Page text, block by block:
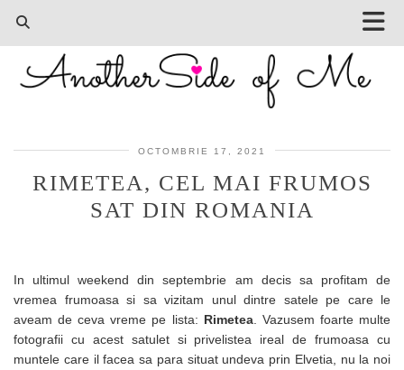
OCTOMBRIE 17, 2021
RIMETEA, CEL MAI FRUMOS
SAT DIN ROMANIA
In ultimul weekend din septembrie am decis sa profitam de
vremea frumoasa si sa vizitam unul dintre satele pe care le
aveam de ceva vreme pe lista: Rimetea. Vazusem foarte multe
fotografii cu acest satulet si privelistea ireal de frumoasa cu
muntele care il facea sa para situat undeva prin Elvetia, nu la noi